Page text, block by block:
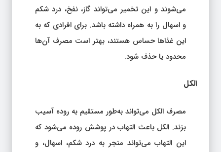
می‌شوند و این تخمیر می‌تواند گاز، نفخ، درد شکم
و اسهال را به همراه داشته باشد. برای افرادی که به
این غذاها حساس هستند، بهتر است مصرف آن‌ها
محدود یا حذف شود.
الکل
مصرف الکل می‌تواند به‌طور مستقیم به روده آسیب
بزند. الکل باعث التهاب در پوشش روده می‌شود که
این التهاب می‌تواند منجر به درد شکم، اسهال، و